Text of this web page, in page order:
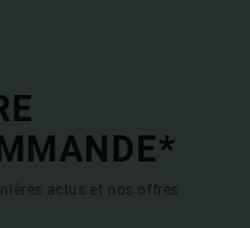
actus et nos offres